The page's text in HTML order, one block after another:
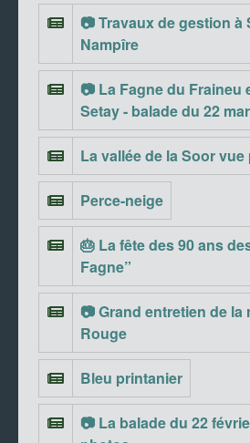
📷 Travaux de gestion à
Nampîre
📷 La Fagne du Fraineu
Setay - balade du 22
La vallée de la Soor vue
Perce-neige
🎂 La fête des 90 ans
Fagne”
📷 Grand entretien de la
Rouge
Bleu printanier
📷 La balade du 22